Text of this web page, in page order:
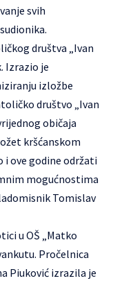
svih
društva „Ivan
Izrazio je
izložbe
društvo „Ivan
običaja
kršćanskom
i ove godine održati
mogućnostima
Tomislav
u OŠ „Matko
Pročelnica
Piuković izrazila je